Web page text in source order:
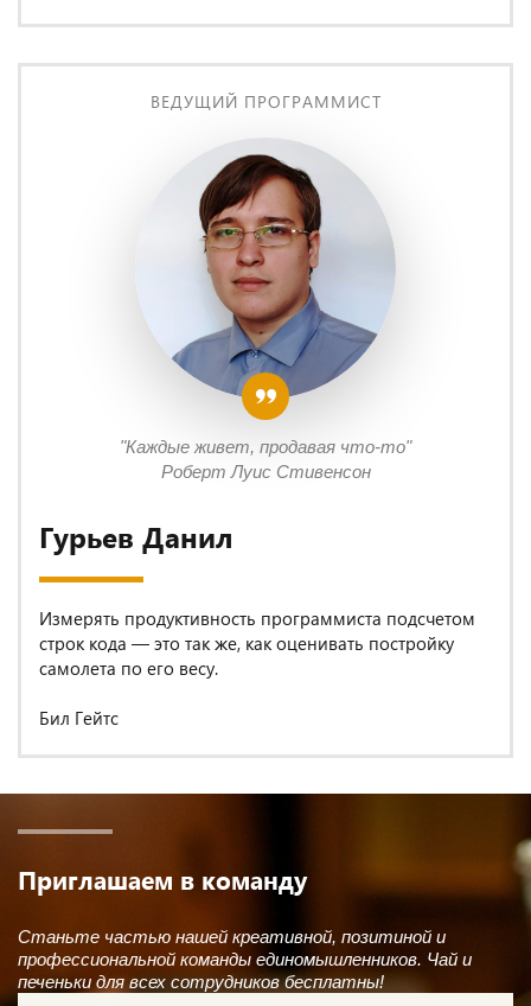
ВЕДУЩИЙ ПРОГРАММИСТ
Гурьев Данил
Измерять продуктивность программиста подсчетом
строк кода — это так же, как оценивать постройку
самолета по его весу.
Бил Гейтс
"Каждые живет, продавая что-то"
Роберт Луис Стивенсон
Приглашаем в команду
Станьте частью нашей креативной, позитиной и
профессиональной команды единомышленников. Чай и
печеньки для всех сотрудников бесплатны!